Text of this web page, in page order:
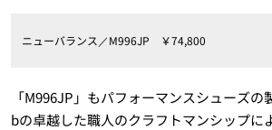
ニューバランス／M996JP ￥74,800
「M996JP」もパフォーマンスシューズの
bの卓越した職人のクラフトマンシップに